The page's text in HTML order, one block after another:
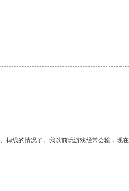
线的情况了。我以前玩游戏经常会输，现